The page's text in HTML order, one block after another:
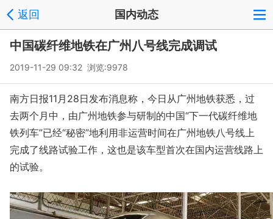
返回 国内动态
中国碳纤维地铁在广州八号线完成调试
2019-11-29 09:32 浏览:9978
南方日报11月28日发布消息称，今日从广州地铁获悉，过
去两个月中，由广州地铁参与研制的中国“下一代碳纤维地
铁列车”已经“秘密”地利用非运营时间在广州地铁八号线上
完成了线路试验工作，这也是该车型首次在国内运营线路上
的试验。